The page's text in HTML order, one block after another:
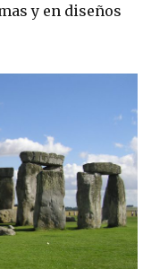
y en diseños